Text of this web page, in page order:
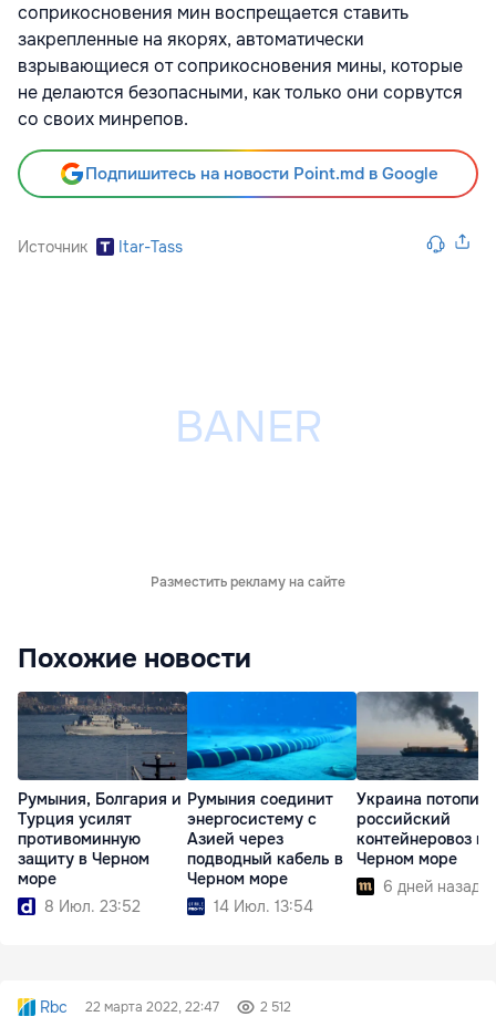
соприкосновения мин воспрещается ставить
закрепленные на якорях, автоматически
взрывающиеся от соприкосновения мины, которые
не делаются безопасными, как только они сорвутся
со своих минрепов.
Подпишитесь на новости Point.md в Google
Источник Itar-Tass
Разместить рекламу на сайте
Похожие новости
Румыния, Болгария и
Турция усилят
противоминную
защиту в Черном
море
8 Июл. 23:52
Румыния соединит
энергосистему с
Азией через
подводный кабель в
Черном море
14 Июл. 13:54
Украина потопила
российский
контейнеровоз в
Черном море
6 дней назад
Rbc 22 марта 2022, 22:47 2 512